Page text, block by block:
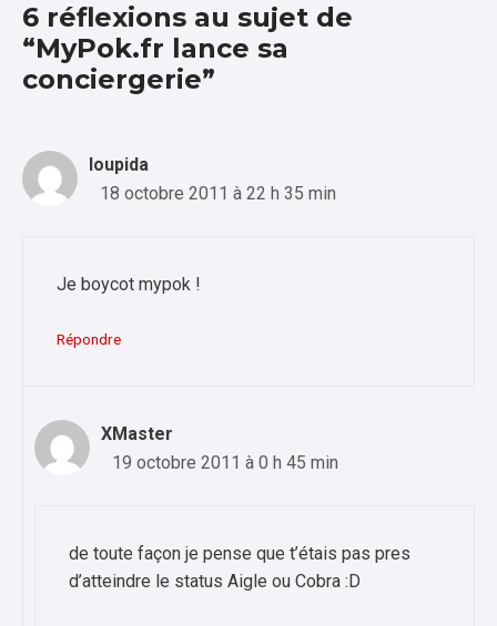
6 réflexions au sujet de
“MyPok.fr lance sa
conciergerie”
loupida
18 octobre 2011 à 22 h 35 min
Je boycot mypok !
Répondre
XMaster
19 octobre 2011 à 0 h 45 min
de toute façon je pense que t’étais pas pres
d’atteindre le status Aigle ou Cobra :D